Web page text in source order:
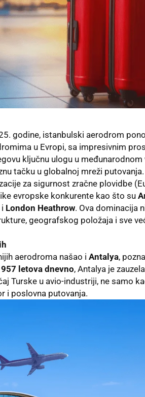
godine, istanbulski aerodrom
u Evropi, sa impresivnim
ključnu ulogu u
tačku u globalnoj mreži putovanja.
za sigurnost zračne plovidbe
evropske konkurente kao što su
i London Heathrow. Ova dominacija
geografskog položaja i sve
aerodroma našao i Antalya,
957 letova dnevno, Antalya je zauzela
Turske u avio-industriji, ne samo
i poslovna putovanja.